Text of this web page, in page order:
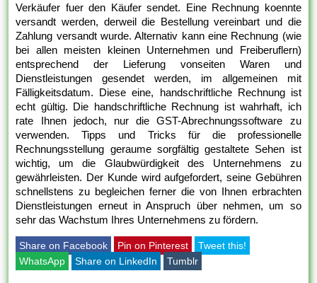
Verkäufer fuer den Käufer sendet. Eine Rechnung koennte
versandt werden, derweil die Bestellung vereinbart und die
Zahlung versandt wurde. Alternativ kann eine Rechnung (wie
bei allen meisten kleinen Unternehmen und Freiberuflern)
entsprechend der Lieferung vonseiten Waren und
Dienstleistungen gesendet werden, im allgemeinen mit
Fälligkeitsdatum. Diese eine, handschriftliche Rechnung ist
echt gültig. Die handschriftliche Rechnung ist wahrhaft, ich
rate Ihnen jedoch, nur die GST-Abrechnungssoftware zu
verwenden. Tipps und Tricks für die professionelle
Rechnungsstellung geraume sorgfältig gestaltete Sehen ist
wichtig, um die Glaubwürdigkeit des Unternehmens zu
gewährleisten. Der Kunde wird aufgefordert, seine Gebühren
schnellstens zu begleichen ferner die von Ihnen erbrachten
Dienstleistungen erneut in Anspruch über nehmen, um so
sehr das Wachstum Ihres Unternehmens zu fördern.
Share on Facebook Pin on Pinterest
Tweet this!
WhatsApp
Share on LinkedIn Tumblr